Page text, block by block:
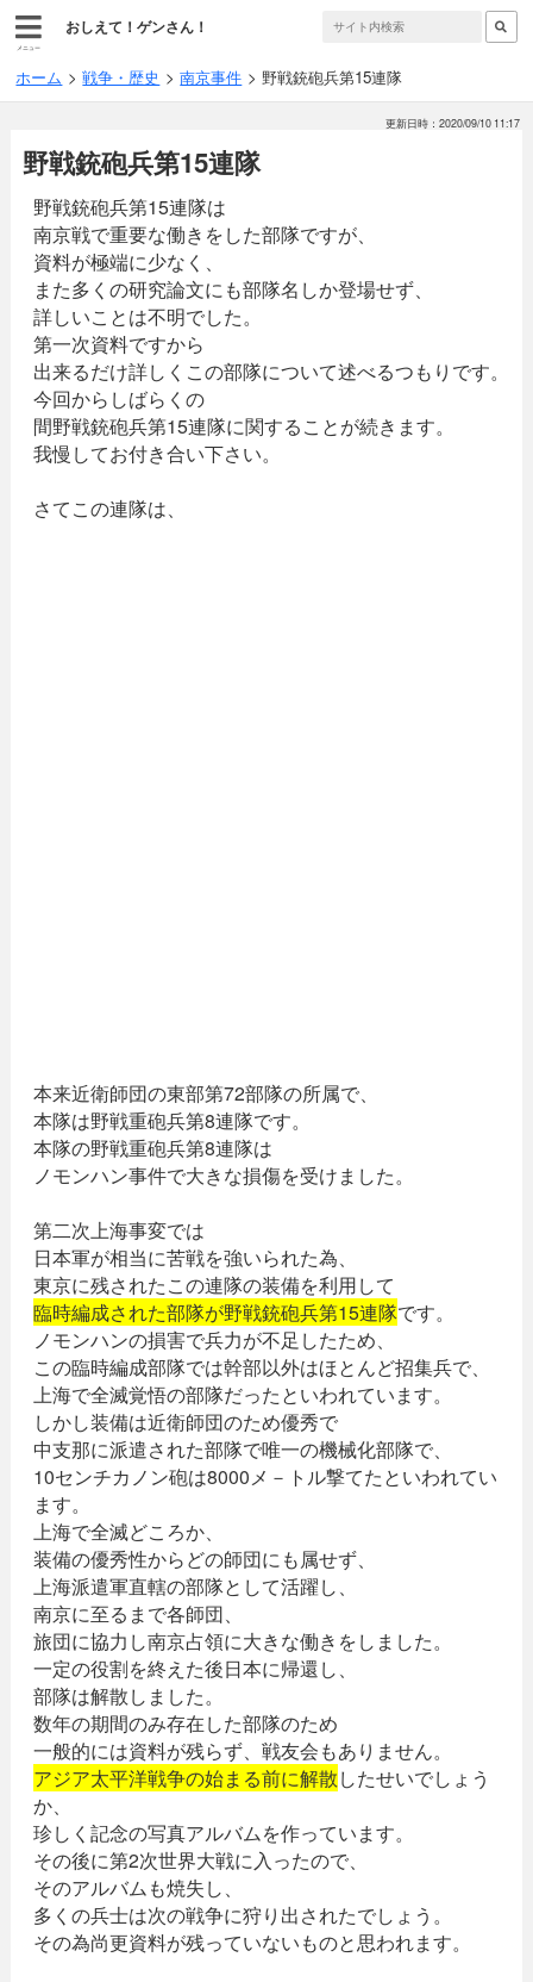
メニュー
おしえて！ゲンさん！
ホーム 戦争・歴史 南京事件 野戦銃砲兵第15連隊
更新日時：2020/09/10 11:17
野戦銃砲兵第15連隊
野戦銃砲兵第15連隊は
南京戦で重要な働きをした部隊ですが、
資料が極端に少なく、
また多くの研究論文にも部隊名しか登場せず、
詳しいことは不明でした。
第一次資料ですから
出来るだけ詳しくこの部隊について述べるつもりです。
今回からしばらくの
間野戦銃砲兵第15連隊に関することが続きます。
我慢してお付き合い下さい。
さてこの連隊は、
本来近衛師団の東部第72部隊の所属で、
本隊は野戦重砲兵第8連隊です。
本隊の野戦重砲兵第8連隊は
ノモンハン事件で大きな損傷を受けました。
第二次上海事変では
日本軍が相当に苦戦を強いられた為、
東京に残されたこの連隊の装備を利用して
臨時編成された部隊が野戦銃砲兵第15連隊です。
ノモンハンの損害で兵力が不足したため、
この臨時編成部隊では幹部以外はほとんど招集兵で、
上海で全滅覚悟の部隊だったといわれています。
しかし装備は近衛師団のため優秀で
中支那に派遣された部隊で唯一の機械化部隊で、
10センチカノン砲は8000メ－トル撃てたといわれてい
ます。
上海で全滅どころか、
装備の優秀性からどの師団にも属せず、
上海派遣軍直轄の部隊として活躍し、
南京に至るまで各師団、
旅団に協力し南京占領に大きな働きをしました。
一定の役割を終えた後日本に帰還し、
部隊は解散しました。
数年の期間のみ存在した部隊のため
一般的には資料が残らず、戦友会もありません。
アジア太平洋戦争の始まる前に解散したせいでしょう
か、
珍しく記念の写真アルバムを作っています。
その後に第2次世界大戦に入ったので、
そのアルバムも焼失し、
多くの兵士は次の戦争に狩り出されたでしょう。
その為尚更資料が残っていないものと思われます。